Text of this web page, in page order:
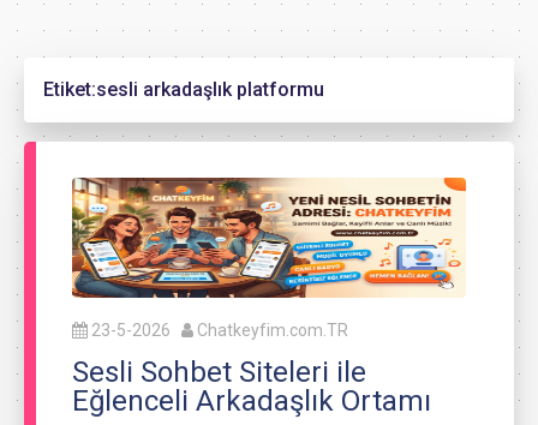
Etiket:sesli arkadaşlık platformu
23-5-2026 Chatkeyfim.com.TR
Sesli Sohbet Siteleri ile
Eğlenceli Arkadaşlık Ortamı